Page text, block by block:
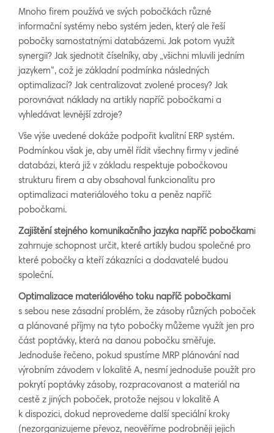
Mnoho firem používá ve svých pobočkách různé
informační systémy nebo systém jeden, který ale řeší
pobočky samostatnými databázemi. Jak potom využít
synergii? Jak sjednotit číselníky, aby „všichni mluvili jedním
jazykem“, což je základní podmínka následných
optimalizací? Jak centralizovat zvolené procesy? Jak
porovnávat náklady na artikly napříč pobočkami a
vyhledávat levnější zdroje?
Vše výše uvedené dokáže podpořit kvalitní ERP systém.
Podmínkou však je, aby uměl řídit všechny firmy v jediné
databázi, která již v základu respektuje pobočkovou
strukturu firem a aby obsahoval funkcionalitu pro
optimalizaci materiálového toku a peněz napříč
pobočkami.
Zajištění stejného komunikačního jazyka napříč pobočkami
zahrnuje schopnost určit, které artikly budou společné pro
které pobočky a kteří zákazníci a dodavatelé budou
společní.
Optimalizace materiálového toku napříč pobočkami
s sebou nese zásadní problém, že zásoby různých poboček
a plánované příjmy na tyto pobočky můžeme využít jen pro
část poptávky, která na danou pobočku směřuje.
Jednoduše řečeno, pokud spustíme MRP plánování nad
výrobním závodem v lokalitě A, nesmí jednoduše použít pro
pokrytí poptávky zásoby, rozpracovanost a materiál na
cestě z jiných poboček, protože nejsou v lokalitě A
k dispozici, dokud neprovedeme další speciální kroky
(nezorganizujeme převoz, neověříme podrobněji jejich